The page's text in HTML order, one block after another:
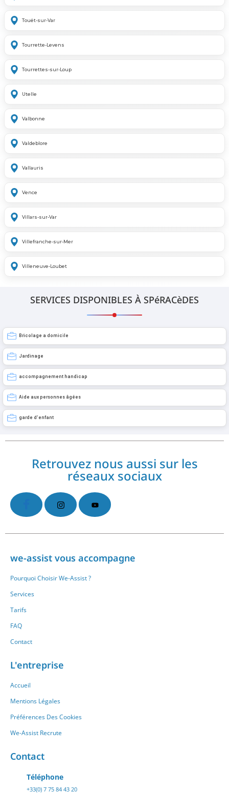
Touët-sur-Var
Tourrette-Levens
Tourrettes-sur-Loup
Utelle
Valbonne
Valdeblore
Vallauris
Vence
Villars-sur-Var
Villefranche-sur-Mer
Villeneuve-Loubet
SERVICES DISPONIBLES À SPéRACèDES
Bricolage a domicile
Jardinage
accompagnement handicap
Aide aux personnes âgées
garde d’enfant
Retrouvez nous aussi sur les
réseaux sociaux
we-assist vous accompagne
Pourquoi Choisir We-Assist ?
Services
Tarifs
FAQ
Contact
L'entreprise
Accueil
Mentions Légales
Préférences Des Cookies
We-Assist Recrute
Contact
Téléphone
+33(0) 7 75 84 43 20